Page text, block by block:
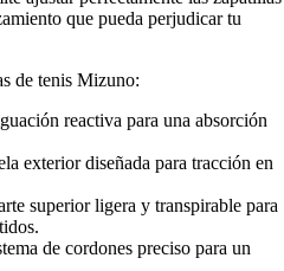
que pueda perjudicar tu
de tenis Mizuno:
reactiva para una absorción
exterior diseñada para tracción en
superior ligera y transpirable para
de cordones preciso para un